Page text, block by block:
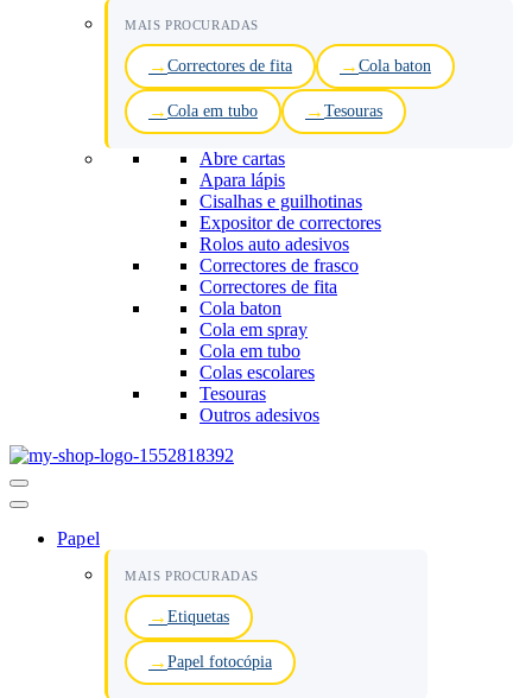
MAIS PROCURADAS
Correctores de fita Cola baton
Cola em tubo Tesouras
Abre cartas
Apara lápis
Cisalhas e guilhotinas
Expositor de correctores
Rolos auto adesivos
Correctores de frasco
Correctores de fita
Cola baton
Cola em spray
Cola em tubo
Colas escolares
Tesouras
Outros adesivos
Menu
de
Papel
MAIS PROCURADAS
Etiquetas
Papel fotocópia